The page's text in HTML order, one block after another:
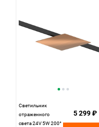
Светильник
отраженного
света 24V 5W 200°
5 299 ₽